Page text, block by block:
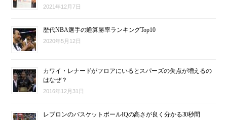
2021年12月7日
歴代NBA選手の通算勝率ランキングTop10
2020年5月12日
カワイ・レナードがフロアにいるとスパーズの失点が増えるの
はなぜ？
2016年12月31日
レブロンのバスケットボールIQの高さが良く分かる30秒間